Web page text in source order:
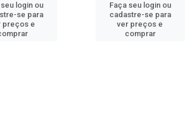
login ou
se para
preços e
Faça seu login ou
cadastre-se para
ver preços e
comprar